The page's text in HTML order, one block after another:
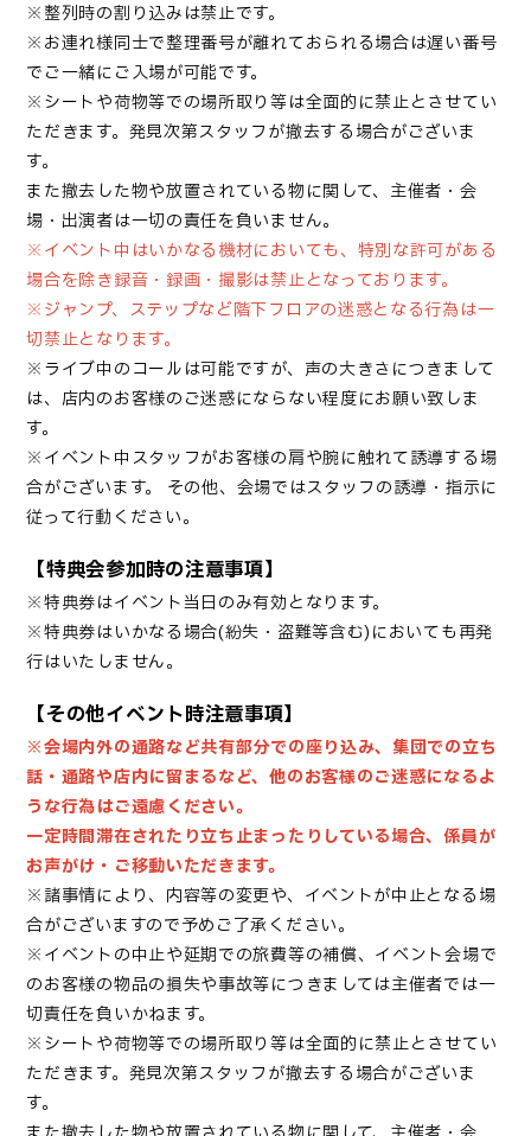
※整列時の割り込みは禁止です。
※お連れ様同士で整理番号が離れておられる場合は遅い番号
でご一緒にご入場が可能です。
※シートや荷物等での場所取り等は全面的に禁止とさせてい
ただきます。発見次第スタッフが撤去する場合がございま
す。
また撤去した物や放置されている物に関して、主催者・会
場・出演者は一切の責任を負いません。
※イベント中はいかなる機材においても、特別な許可がある
場合を除き録音・録画・撮影は禁止となっております。
※ジャンプ、ステップなど階下フロアの迷惑となる行為は一
切禁止となります。
※ライブ中のコールは可能ですが、声の大きさにつきまして
は、店内のお客様のご迷惑にならない程度にお願い致しま
す。
※イベント中スタッフがお客様の肩や腕に触れて誘導する場
合がございます。
その他、会場ではスタッフの誘導・指示に
従って行動ください。
【特典会参加時の注意事項】
※特典券はイベント当日のみ有効となります。
※特典券はいかなる場合(紛失・盗難等含む)においても再発
行はいたしません。
【その他イベント時注意事項】
※会場内外の通路など共有部分での座り込み、集団での立ち
話・通路や店内に留まるなど、他のお客様のご迷惑になるよ
うな行為はご遠慮ください。
一定時間滞在されたり立ち止まったりしている場合、係員が
お声がけ・ご移動いただきます。
※諸事情により、内容等の変更や、イベントが中止となる場
合がございますので予めご了承ください。
※イベントの中止や延期での旅費等の補償、イベント会場で
のお客様の物品の損失や事故等につきましては主催者では一
切責任を負いかねます。
※シートや荷物等での場所取り等は全面的に禁止とさせてい
ただきます。発見次第スタッフが撤去する場合がございま
す。